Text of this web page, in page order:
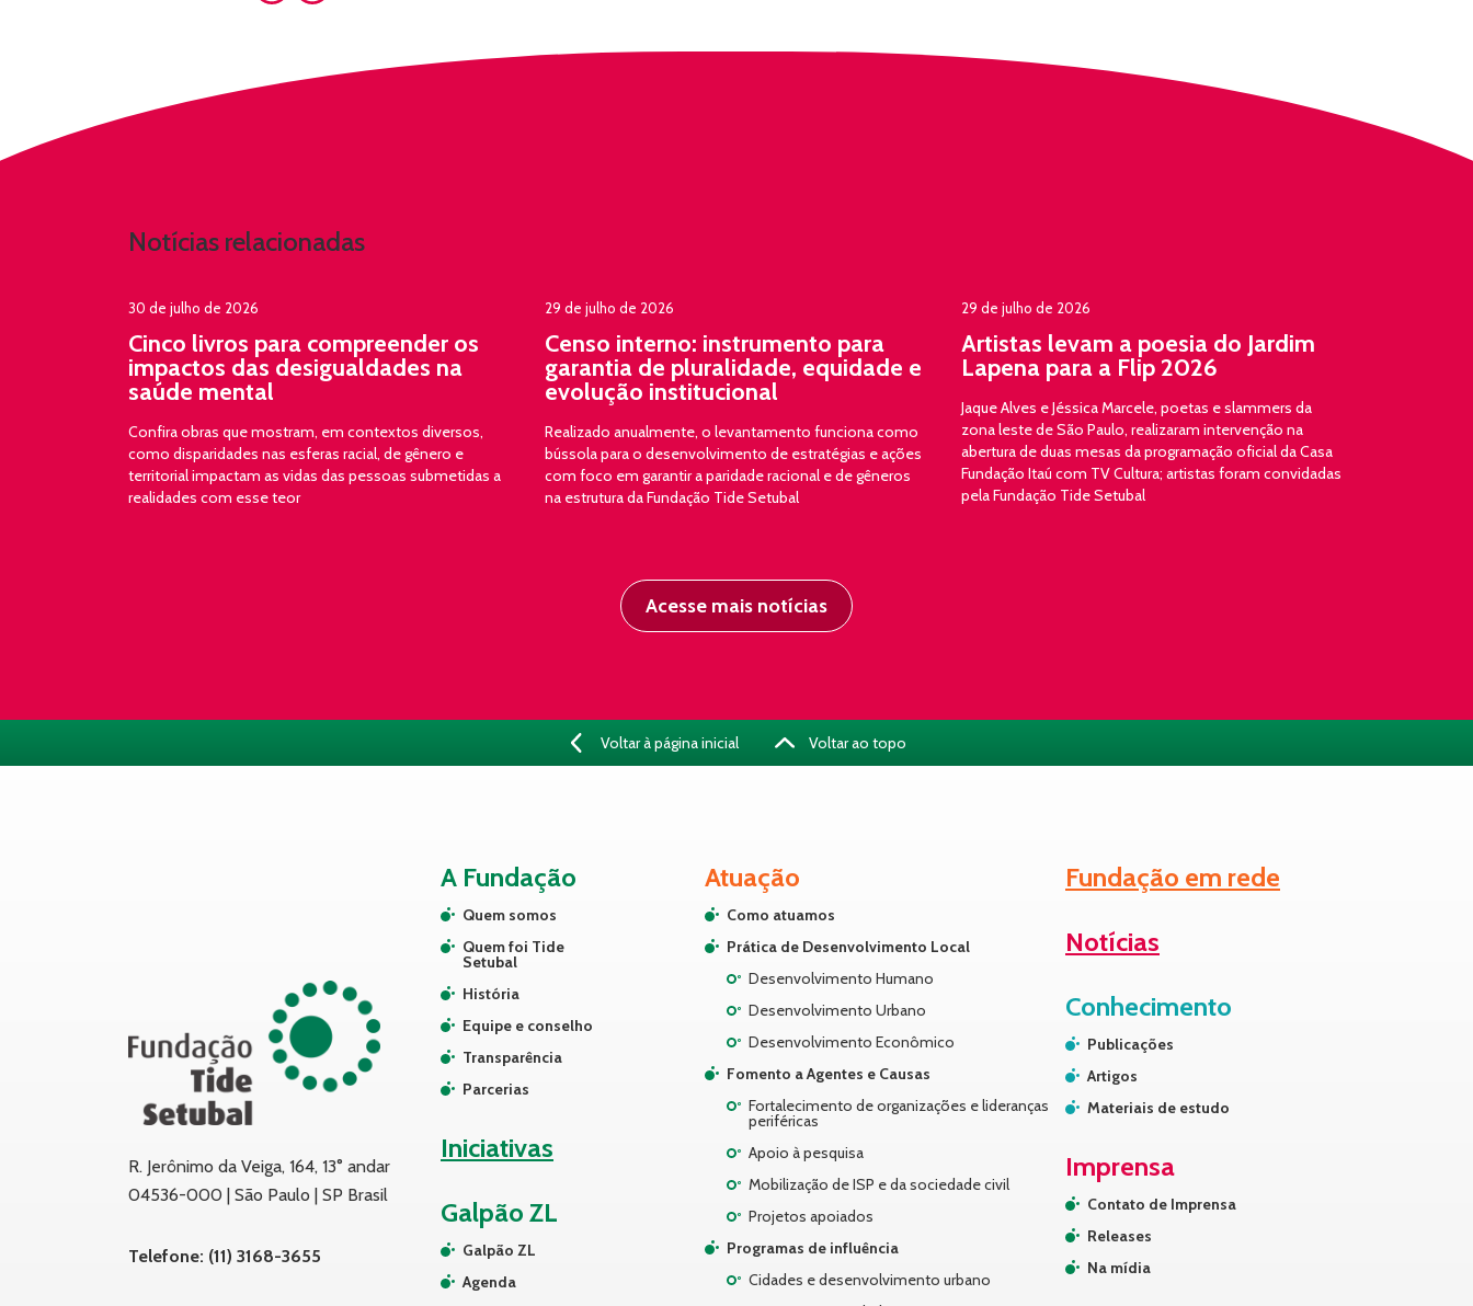
Notícias relacionadas
30 de julho de 2026
Cinco livros para compreender os
impactos das desigualdades na
saúde mental
Confira obras que mostram, em contextos diversos,
como disparidades nas esferas racial, de gênero e
territorial impactam as vidas das pessoas submetidas a
realidades com esse teor
29 de julho de 2026
Censo interno: instrumento para
garantia de pluralidade, equidade e
evolução institucional
Realizado anualmente, o levantamento funciona como
bússola para o desenvolvimento de estratégias e ações
com foco em garantir a paridade racional e de gêneros
na estrutura da Fundação Tide Setubal
29 de julho de 2026
Artistas levam a poesia do Jardim
Lapena para a Flip 2026
Jaque Alves e Jéssica Marcele, poetas e slammers da
zona leste de São Paulo, realizaram intervenção na
abertura de duas mesas da programação oficial da Casa
Fundação Itaú com TV Cultura; artistas foram convidadas
pela Fundação Tide Setubal
Acesse mais notícias
Voltar à página inicial Voltar ao topo
R. Jerônimo da Veiga, 164, 13° andar
04536-000 | São Paulo | SP Brasil
Telefone: (11) 3168-3655
A Fundação
Quem somos
Quem foi Tide
Setubal
História
Equipe e conselho
Transparência
Parcerias
Iniciativas
Galpão ZL
Galpão ZL
Agenda
Atuação
Como atuamos
Prática de Desenvolvimento Local
Desenvolvimento Humano
Desenvolvimento Urbano
Desenvolvimento Econômico
Fomento a Agentes e Causas
Fortalecimento de organizações e lideranças
periféricas
Apoio à pesquisa
Mobilização de ISP e da sociedade civil
Projetos apoiados
Programas de influência
Cidades e desenvolvimento urbano
Fundação em rede
Notícias
Conhecimento
Publicações
Artigos
Materiais de estudo
Imprensa
Contato de Imprensa
Releases
Na mídia